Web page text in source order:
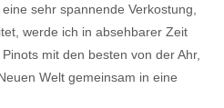
sehr spannende Verkostung,
werde ich in absehbarer Zeit
mit den besten von der Ahr,
Welt gemeinsam in eine